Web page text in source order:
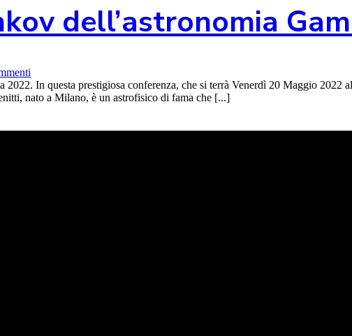
dell’astronomia
In questa prestigiosa conferenza, che si terrà Venerdì 20 Maggio
nato a Milano, è un astrofisico di fama che [...]